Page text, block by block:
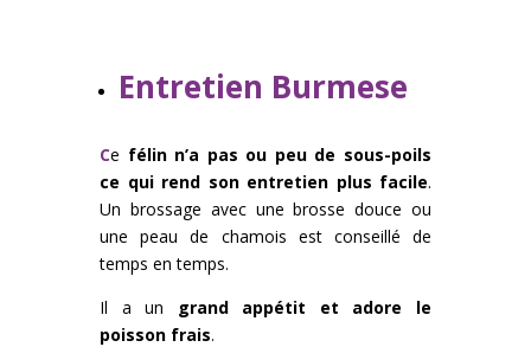
Entretien Burmese
Ce félin n’a pas ou peu de sous-poils
ce qui rend son entretien plus facile.
Un brossage avec une brosse douce ou
une peau de chamois est conseillé de
temps en temps.
Il a un grand appétit et adore le
poisson frais.